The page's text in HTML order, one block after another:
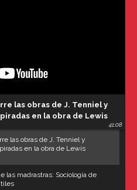
las obras de J. Tenniel y
en la obra de Lewis
41:08
las obras de J. Tenniel y
en la obra de Lewis
las madrastras: Sociología de